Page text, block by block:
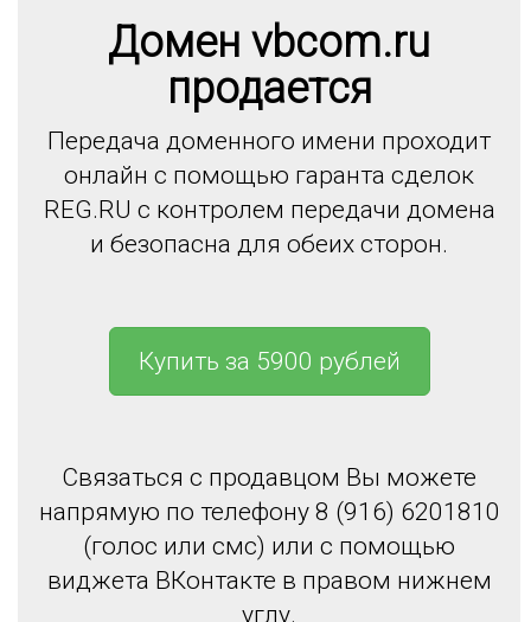
Домен vbcom.ru
продается
Передача доменного имени проходит
онлайн с помощью гаранта сделок
REG.RU с контролем передачи домена
и безопасна для обеих сторон.
Купить за 5900 рублей
Связаться с продавцом Вы можете
напрямую по телефону 8 (916) 6201810
(голос или смс) или с помощью
виджета ВКонтакте в правом нижнем
углу.